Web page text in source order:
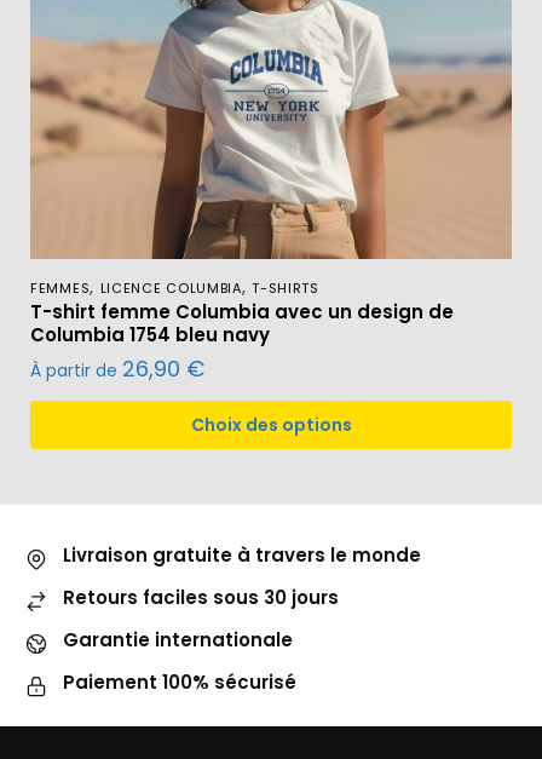
FEMMES, LICENCE COLUMBIA,T-SHIRTS
T-shirt femme Columbia avec un design de
Columbia 1754 bleu navy
À partir de 26,90 €
Choix des options
Livraison gratuite à travers le monde
Retours faciles sous 30 jours
Garantie internationale
Paiement 100% sécurisé